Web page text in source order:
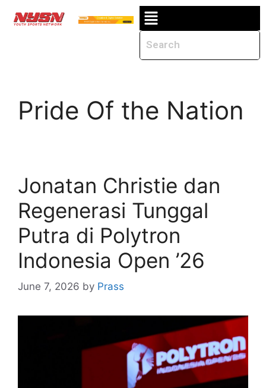
Pride Of the Nation
Jonatan Christie dan
Regenerasi Tunggal
Putra di Polytron
Indonesia Open ’26
June 7, 2026 by Prass